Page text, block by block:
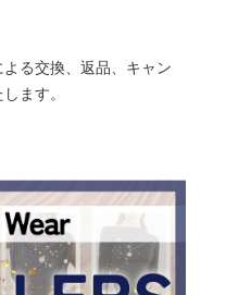
る交換、返品、キャン
ます。